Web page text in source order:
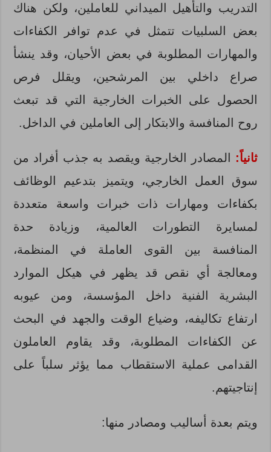
التدريب والتأهيل الميداني للعاملين، ولكن هناك
بعض السلبيات تتمثل في عدم توافر الكفاءات
والمهارات المطلوبة في بعض الأحيان، وقد ينشأ
صراع داخلي بين المرشحين، ويقلل فرص
الحصول على الخبرات الخارجية التي قد تبعث
روح المنافسة والابتكار إلى العاملين في الداخل.
ثانياً:
المصادر الخارجية ويقصد به جذب أفراد من
سوق العمل الخارجي، ويتميز بتدعيم الوظائف
بكفاءات ومهارات ذات خبرات واسعة متعددة
لمسايرة التطورات العالمية، وزيادة حدة
المنافسة بين القوى العاملة في المنظمة،
ومعالجة أي نقص قد يظهر في هيكل الموارد
البشرية الفنية داخل المؤسسة، ومن عيوبه
ارتفاع تكاليفه، وضياع الوقت والجهد في البحث
عن الكفاءات المطلوبة، وقد يقاوم العاملون
القدامى عملية الاستقطاب مما يؤثر سلباً على
إنتاجيتهم.
ويتم بعدة أساليب ومصادر منها: